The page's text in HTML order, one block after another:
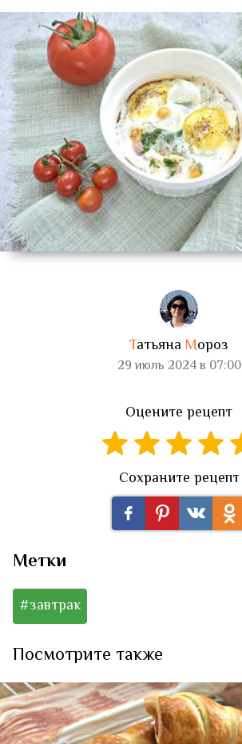
Татьяна Мороз
29 июль 2024 в 07:00
Оцените рецепт
Сохраните рецепт
Метки
#завтрак
Посмотрите также